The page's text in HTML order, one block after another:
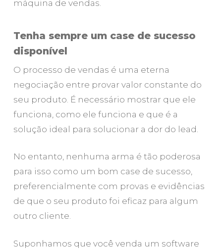
máquina de vendas.
Tenha sempre um case de sucesso
disponível
O processo de vendas é uma eterna
negociação entre provar valor constante do
seu produto. É necessário mostrar que ele
funciona, como ele funciona e que é a
solução ideal para solucionar a dor do lead.
No entanto, nenhuma arma é tão poderosa
para isso como um bom case de sucesso,
preferencialmente com provas e evidências
de que o seu produto foi eficaz para algum
outro cliente.
Suponhamos que você venda um software